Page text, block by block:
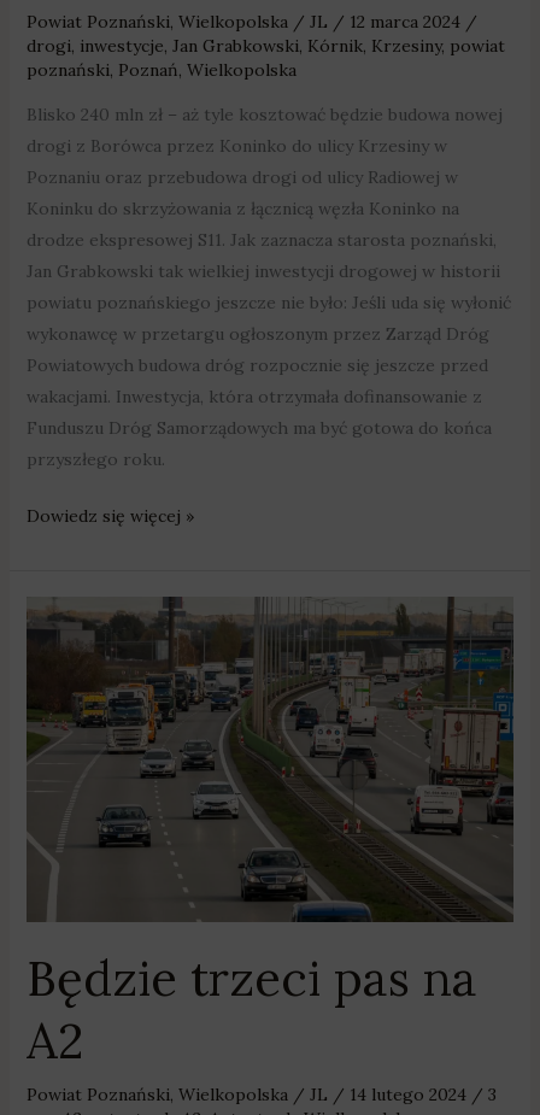
Powiat Poznański Wielkopolska / JL / 12 marca 2024 /
drogi inwestycje Jan Grabkowski Kórnik, Krzesiny, powiat
poznański Poznań Wielkopolska
Blisko 240 mln zł – aż tyle kosztować będzie budowa nowej
drogi z Borówca przez Koninko do ulicy Krzesiny w
Poznaniu oraz przebudowa drogi od ulicy Radiowej w
Koninku do skrzyżowania z łącznicą węzła Koninko na
drodze ekspresowej S11. Jak zaznacza starosta poznański,
Jan Grabkowski tak wielkiej inwestycji drogowej w historii
powiatu poznańskiego jeszcze nie było: Jeśli uda się wyłonić
wykonawcę w przetargu ogłoszonym przez Zarząd Dróg
Powiatowych budowa dróg rozpocznie się jeszcze przed
wakacjami. Inwestycja, która otrzymała dofinansowanie z
Funduszu Dróg Samorządowych ma być gotowa do końca
przyszłego roku.
Dowiedz się więcej »
Będzie trzeci pas na
A2
Powiat Poznański, Wielkopolska/ JL / 14 lutego 2024 / 3
Będzie
trzeci
na
A2